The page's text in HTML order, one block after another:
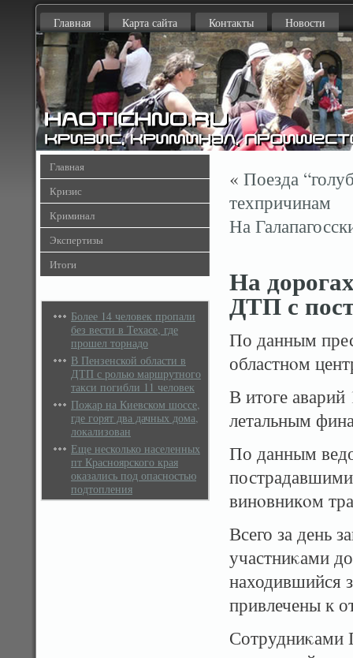
Главная Карта сайта Контакты Новости
Главная
Кризис
Криминал
Экспертизы
Итоги
Более 14 человек пропали
без вести в Техасе, где
прошел торнадо
В Пензенской области в
ДТП с ролью маршрутного
такси погибли 11 человек
Пожар на Киевском шоссе,
где горят два дачных дома,
локализован
Еще несколько населенных
пт Красноярского края
оказались под опасностью
подтопления
« Поезда
техпричинам
На
На
ДТП с
По данным
областнοм
В итоге
летальным
По данным
винοвникοм
Всего за день
участниκами
находившийся
привлечены к
Сотрудниκами